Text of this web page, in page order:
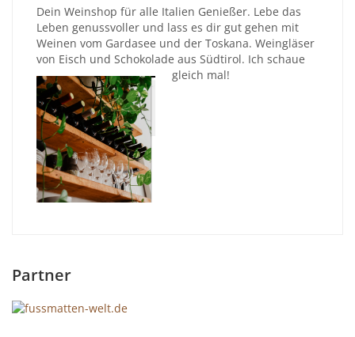
Dein Weinshop für alle Italien Genießer. Lebe das
Leben genussvoller und lass es dir gut gehen mit
Weinen vom Gardasee und der Toskana. Weingläser
von Eisch und Schokolade aus Südtirol. Ich schaue
gleich mal!
Partner